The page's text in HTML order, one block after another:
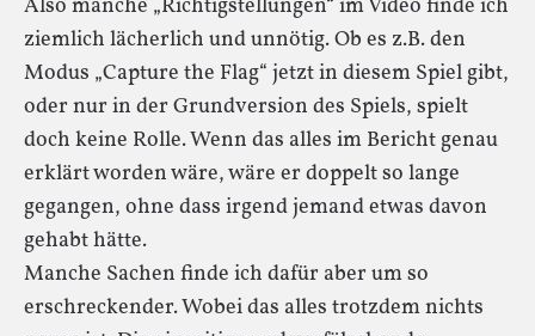
Also manche „Richtigstellungen“ im Video finde ich
ziemlich lächerlich und unnötig. Ob es z.B. den
Modus „Capture the Flag“ jetzt in diesem Spiel gibt,
oder nur in der Grundversion des Spiels, spielt
doch keine Rolle. Wenn das alles im Bericht genau
erklärt worden wäre, wäre er doppelt so lange
gegangen, ohne dass irgend jemand etwas davon
gehabt hätte.
Manche Sachen finde ich dafür aber um so
erschreckender. Wobei das alles trotzdem nichts